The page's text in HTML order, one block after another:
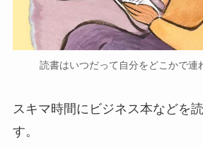
読書はいつだって自分をどこかで連
スキマ時間にビジネス本などを
す。